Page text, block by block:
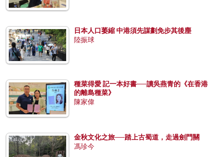
日本人口萎縮 中港須先謀劃免步其後塵
陸振球
種菜得愛 記一本好書──讀吳燕青的《在香港
的離島種菜》
陳家偉
金秋文化之旅──踏上古蜀道，走過劍門關
馮珍今